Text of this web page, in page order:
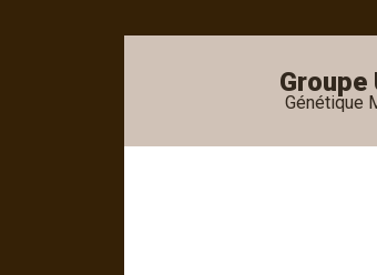
Groupe
Génétique